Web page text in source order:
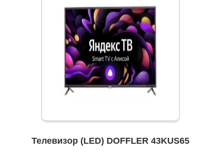
Телевизор (LED) DOFFLER 43KUS65